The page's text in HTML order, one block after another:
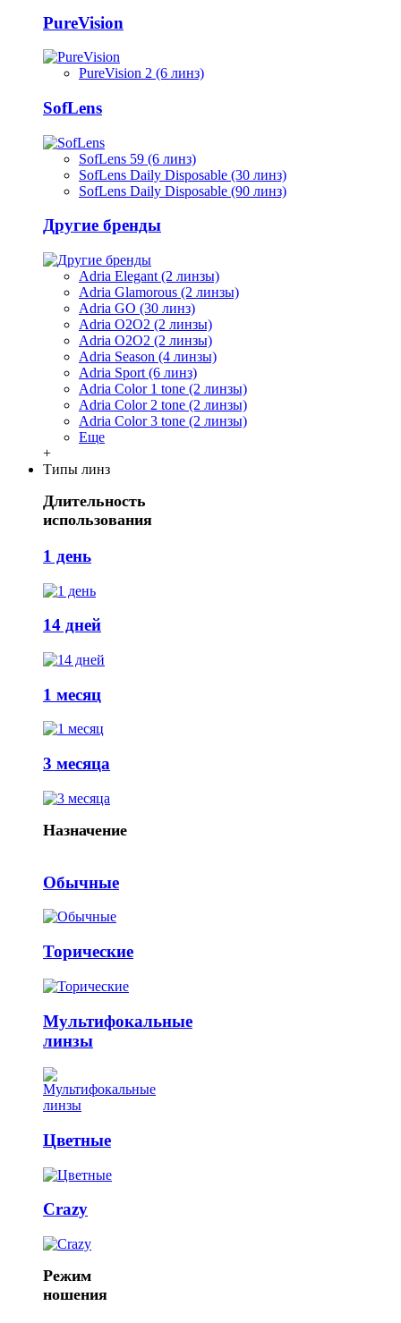
PureVision
PureVision 2 (6 линз)
SofLens
SofLens 59 (6 линз)
SofLens Daily Disposable (30 линз)
SofLens Daily Disposable (90 линз)
Другие бренды
Adria Elegant (2 линзы)
Adria Glamorous (2 линзы)
Adria GO (30 линз)
Adria O2O2 (2 линзы)
Adria O2O2 (2 линзы)
Adria Season (4 линзы)
Adria Sport (6 линз)
Adria Сolor 1 tone (2 линзы)
Adria Сolor 2 tone (2 линзы)
Adria Сolor 3 tone (2 линзы)
Еще
+
Типы линз
Длительность
использования
1 день
14 дней
1 месяц
3 месяца
Назначение
Обычные
Торические
Мультифокальные
линзы
Цветные
Crazy
Режим
ношения